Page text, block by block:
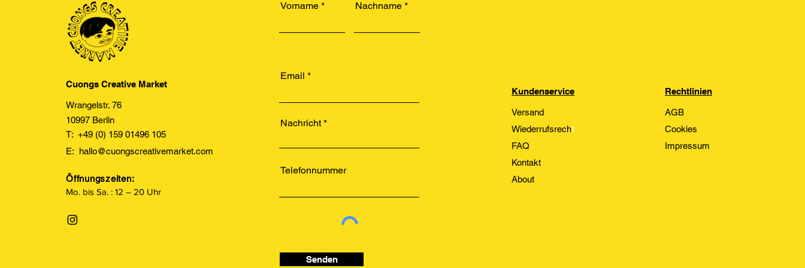
Cuongs Creative Market
Wrangelstr. 76
10997 Berlin
T: +49 (0) 159 01496 105
E: hallo@cuongscreativemarket.com
Öffnungszeiten:
Mo. bis Sa. : 12 – 20 Uhr
Vorname Nachname
Email
Nachricht
Telefonnummer
Senden
Kundenservice
Versand
Wiederrufsrecht
FAQ
Kontakt
About
Rechtlinien
AGB
Cookies
Impressum